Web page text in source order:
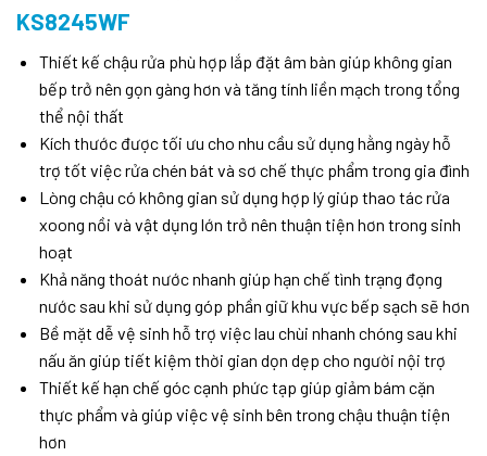
KS8245WF
Thiết kế chậu rửa phù hợp lắp đặt âm bàn giúp không gian
bếp trở nên gọn gàng hơn và tăng tính liền mạch trong tổng
thể nội thất
Kích thước được tối ưu cho nhu cầu sử dụng hằng ngày hỗ
trợ tốt việc rửa chén bát và sơ chế thực phẩm trong gia đình
Lòng chậu có không gian sử dụng hợp lý giúp thao tác rửa
xoong nồi và vật dụng lớn trở nên thuận tiện hơn trong sinh
hoạt
Khả năng thoát nước nhanh giúp hạn chế tình trạng đọng
nước sau khi sử dụng góp phần giữ khu vực bếp sạch sẽ hơn
Bề mặt dễ vệ sinh hỗ trợ việc lau chùi nhanh chóng sau khi
nấu ăn giúp tiết kiệm thời gian dọn dẹp cho người nội trợ
Thiết kế hạn chế góc cạnh phức tạp giúp giảm bám cặn
thực phẩm và giúp việc vệ sinh bên trong chậu thuận tiện
hơn